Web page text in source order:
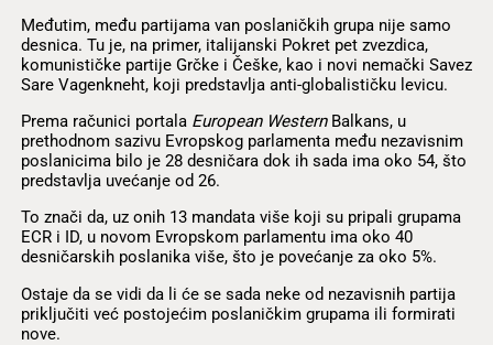
Međutim, među partijama van poslaničkih grupa nije samo
desnica. Tu je, na primer, italijanski Pokret pet zvezdica,
komunističke partije Grčke i Češke, kao i novi nemački Savez
Sare Vagenkneht, koji predstavlja anti-globalističku levicu.
Prema računici portala European WesternBalkans, u
prethodnom sazivu Evropskog parlamenta među nezavisnim
poslanicima bilo je 28 desničara dok ih sada ima oko 54, što
predstavlja uvećanje od 26.
To znači da, uz onih 13 mandata više koji su pripali grupama
ECR i ID, u novom Evropskom parlamentu ima oko 40
desničarskih poslanika više, što je povećanje za oko 5%.
Ostaje da se vidi da li će se sada neke od nezavisnih partija
priključiti već postojećim poslaničkim grupama ili formirati
nove.